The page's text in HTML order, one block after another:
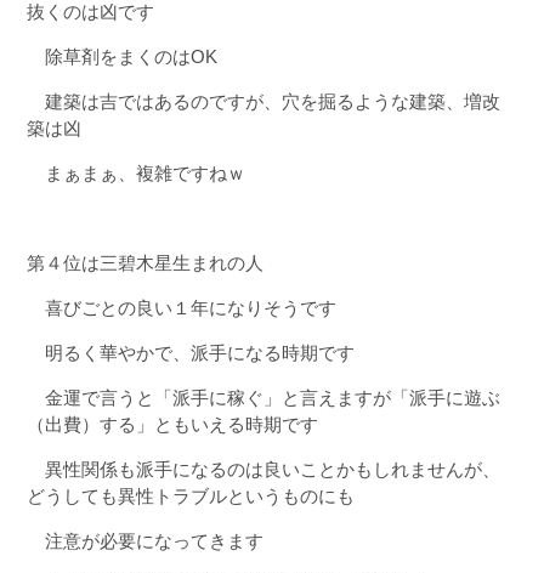
抜くのは凶です
除草剤をまくのはOK
建築は吉ではあるのですが、穴を掘るような建築、増改
築は凶
まぁまぁ、複雑ですねｗ
第４位は三碧木星生まれの人
喜びごとの良い１年になりそうです
明るく華やかで、派手になる時期です
金運で言うと「派手に稼ぐ」と言えますが「派手に遊ぶ
（出費）する」ともいえる時期です
異性関係も派手になるのは良いことかもしれませんが、
どうしても異性トラブルというものにも
注意が必要になってきます